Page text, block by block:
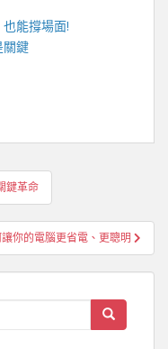
也能撐場面!
關鍵
鍵革命
你的電腦更省電、更聰明